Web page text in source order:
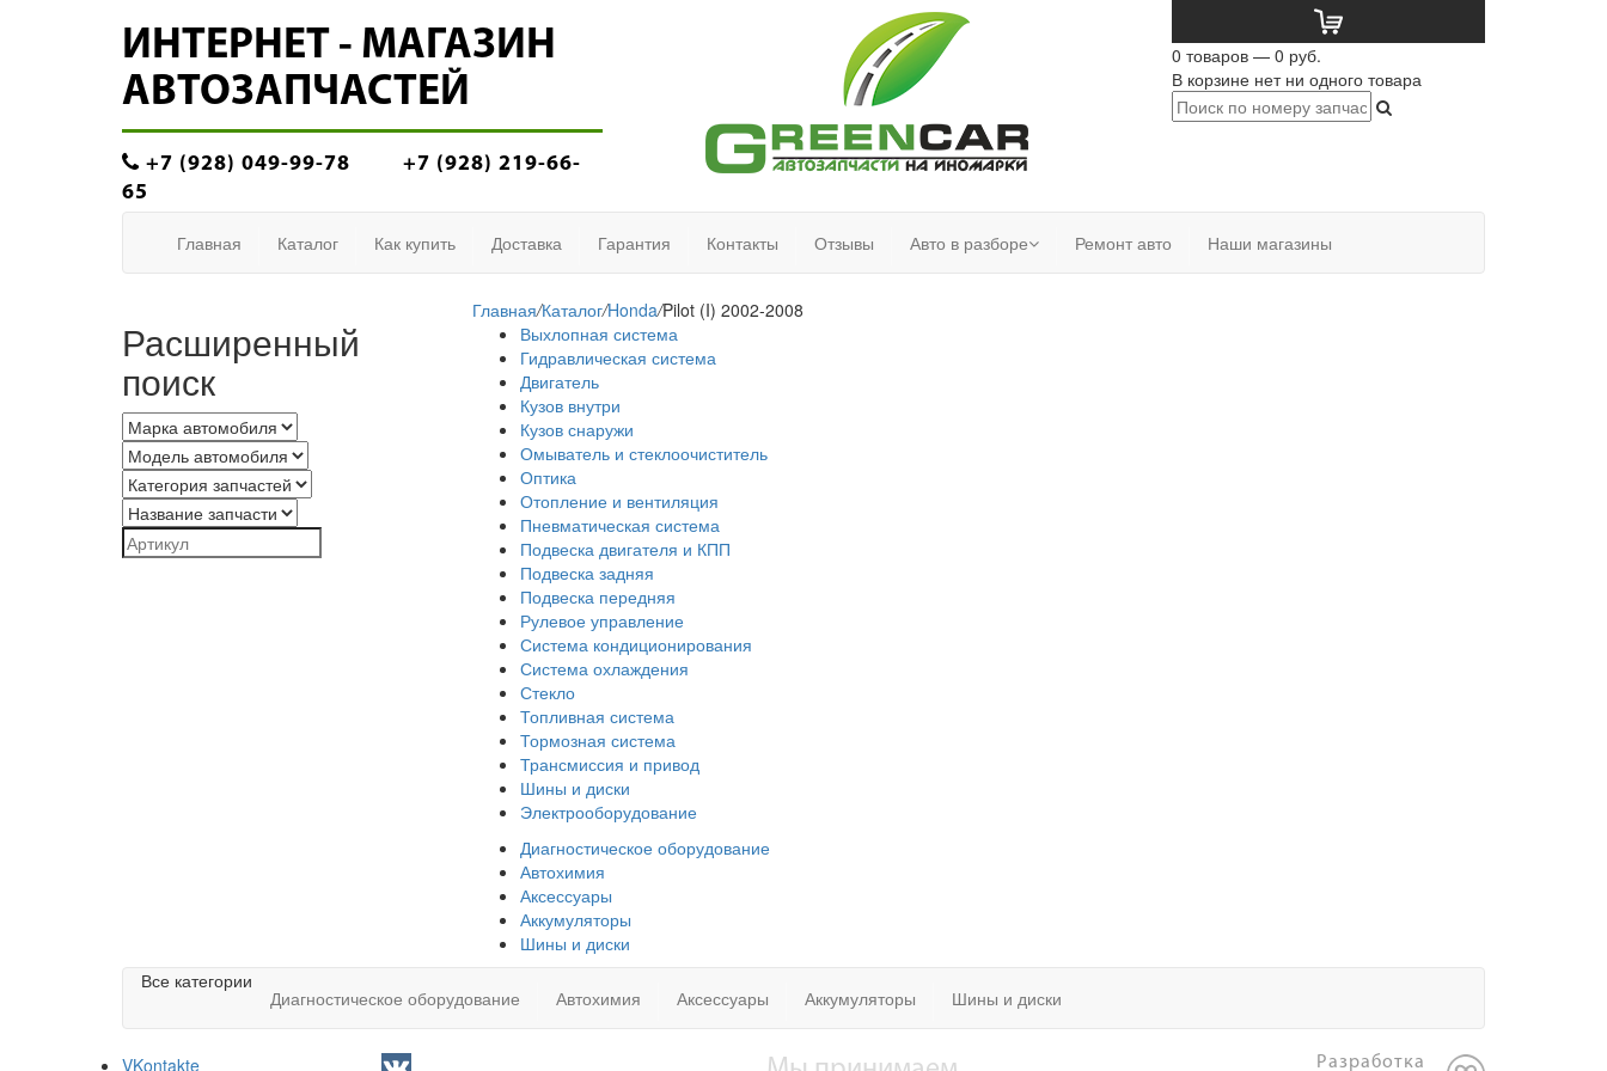
ИНТЕРНЕТ - МАГАЗИН
АВТОЗАПЧАСТЕЙ
+7 (928) 049-99-78
+7 (928) 219-66-
65
0 товаров — 0 руб.
В корзине нет ни одного товара
Главная Каталог Как купить Доставка Гарантия Контакты Отзывы Авто в разборе Ремонт авто Наши магазины
Расширенный
поиск
Главная/Каталог/Honda/Pilot (I) 2002-2008
Выхлопная система
Гидравлическая система
Двигатель
Кузов внутри
Кузов снаружи
Омыватель и стеклоочиститель
Оптика
Отопление и вентиляция
Пневматическая система
Подвеска двигателя и КПП
Подвеска задняя
Подвеска передняя
Рулевое управление
Система кондиционирования
Система охлаждения
Стекло
Топливная система
Тормозная система
Трансмиссия и привод
Шины и диски
Электрооборудование
Диагностическое оборудование
Автохимия
Аксессуары
Аккумуляторы
Шины и диски
Все категории
Диагностическое оборудование Автохимия Аксессуары Аккумуляторы Шины и диски
VKontakte Разработка